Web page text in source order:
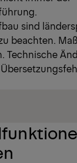
sind
beachten.
Technische